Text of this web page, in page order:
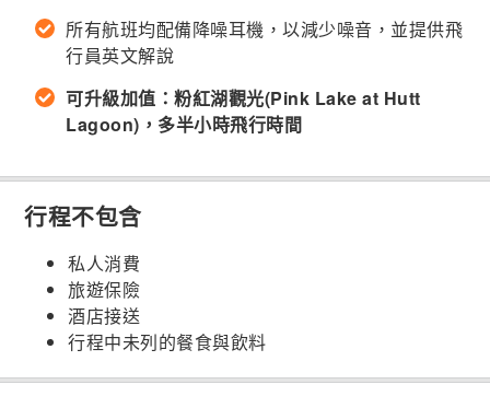
所有航班均配備降噪耳機，以減少噪音，並提供飛
行員英文解說
可升級加值：粉紅湖觀光(Pink Lake at Hutt
Lagoon)，多半小時飛行時間
行程不包含
私人消費
旅遊保險
酒店接送
行程中未列的餐食與飲料